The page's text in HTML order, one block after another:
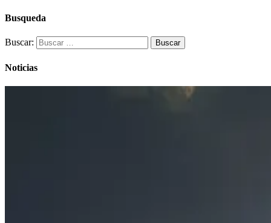
Busqueda
Buscar:
Noticias